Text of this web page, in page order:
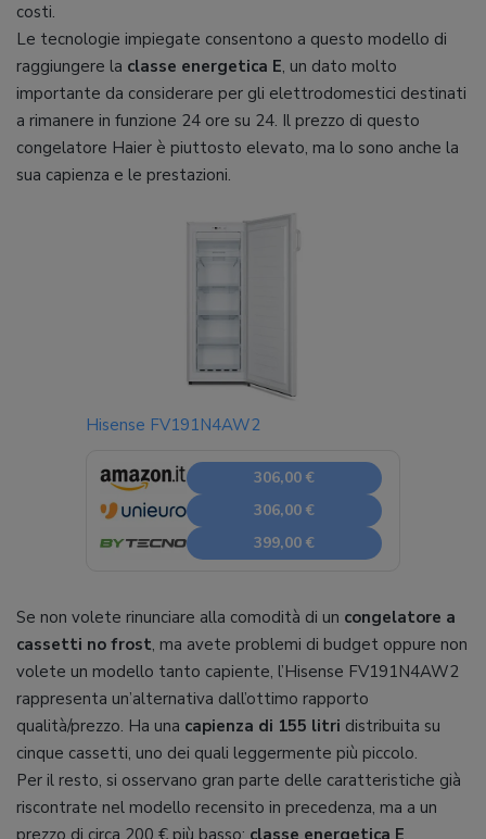
costi.
Le tecnologie impiegate consentono a questo modello di
raggiungere la classe energetica E, un dato molto
importante da considerare per gli elettrodomestici destinati
a rimanere in funzione 24 ore su 24. Il prezzo di questo
congelatore Haier è piuttosto elevato, ma lo sono anche la
sua capienza e le prestazioni.
Hisense FV191N4AW2
306,00 €
306,00 €
399,00 €
Se non volete rinunciare alla comodità di un congelatore a
cassetti no frost, ma avete problemi di budget oppure non
volete un modello tanto capiente, l’Hisense FV191N4AW2
rappresenta un’alternativa dall’ottimo rapporto
qualità/prezzo. Ha una capienza di 155 litri distribuita su
cinque cassetti, uno dei quali leggermente più piccolo.
Per il resto, si osservano gran parte delle caratteristiche già
riscontrate nel modello recensito in precedenza, ma a un
prezzo di circa 200 € più basso: classe energetica E